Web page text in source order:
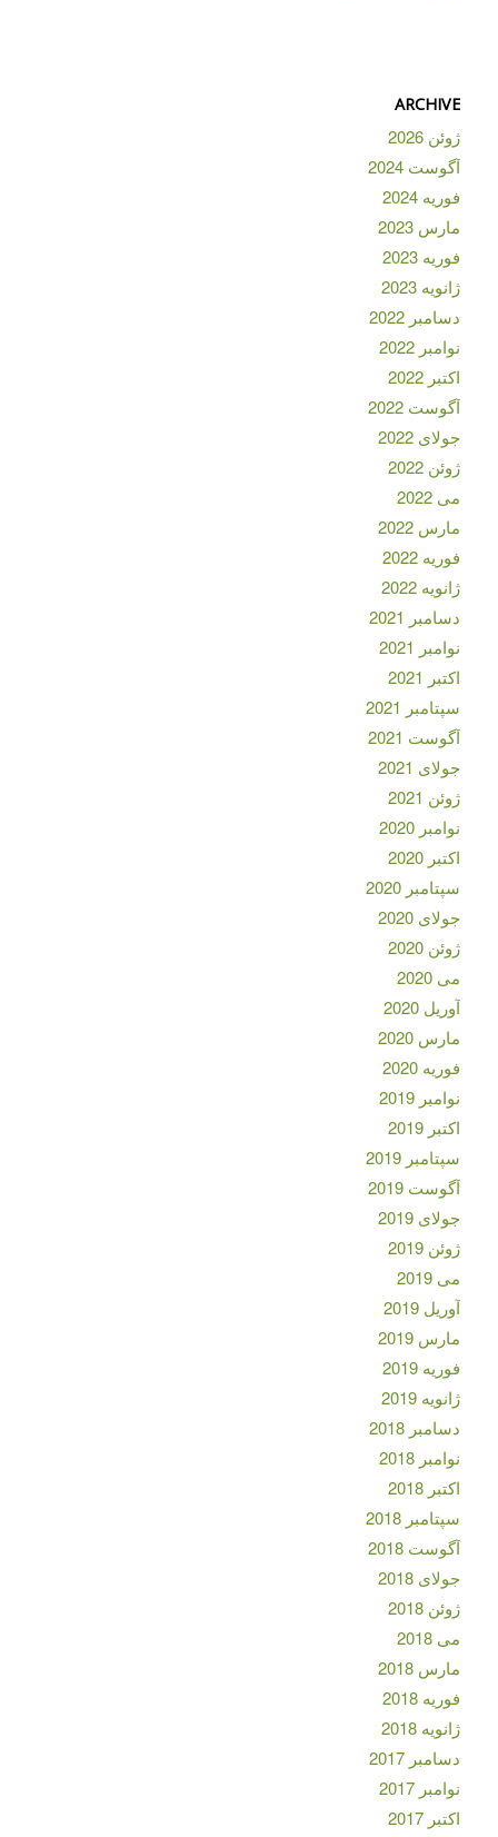
ARCHIVE
ژوئن 2026
آگوست 2024
فوریه 2024
مارس 2023
فوریه 2023
ژانویه 2023
دسامبر 2022
نوامبر 2022
اکتبر 2022
آگوست 2022
جولای 2022
ژوئن 2022
می 2022
مارس 2022
فوریه 2022
ژانویه 2022
دسامبر 2021
نوامبر 2021
اکتبر 2021
سپتامبر 2021
آگوست 2021
جولای 2021
ژوئن 2021
نوامبر 2020
اکتبر 2020
سپتامبر 2020
جولای 2020
ژوئن 2020
می 2020
آوریل 2020
مارس 2020
فوریه 2020
نوامبر 2019
اکتبر 2019
سپتامبر 2019
آگوست 2019
جولای 2019
ژوئن 2019
می 2019
آوریل 2019
مارس 2019
فوریه 2019
ژانویه 2019
دسامبر 2018
نوامبر 2018
اکتبر 2018
سپتامبر 2018
آگوست 2018
جولای 2018
ژوئن 2018
می 2018
مارس 2018
فوریه 2018
ژانویه 2018
دسامبر 2017
نوامبر 2017
اکتبر 2017